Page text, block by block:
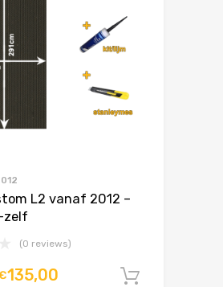
L2 vanaf 2012 –
zelf
(0 reviews)
135,00